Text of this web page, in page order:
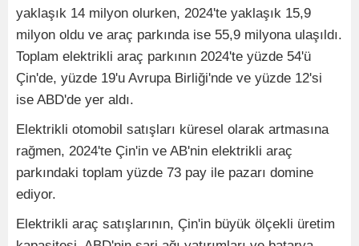
yaklaşık 14 milyon olurken, 2024'te yaklaşık 15,9
milyon oldu ve araç parkında ise 55,9 milyona ulaşıldı.
Toplam elektrikli araç parkının 2024'te yüzde 54'ü
Çin'de, yüzde 19'u Avrupa Birliği'nde ve yüzde 12'si
ise ABD'de yer aldı.
Elektrikli otomobil satışları küresel olarak artmasına
rağmen, 2024'te Çin'in ve AB'nin elektrikli araç
parkındaki toplam yüzde 73 pay ile pazarı domine
ediyor.
Elektrikli araç satışlarının, Çin'in büyük ölçekli üretim